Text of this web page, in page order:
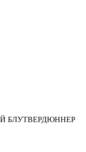
БЛУТВЕРДЮННЕР